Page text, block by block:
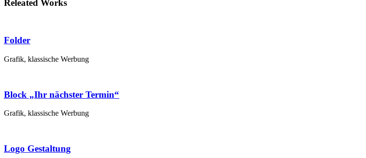
Releated Works
Folder
Grafik, klassische Werbung
Block „Ihr nächster Termin“
Grafik, klassische Werbung
Logo Gestaltung